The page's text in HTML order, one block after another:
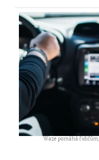
Waze pomáhá